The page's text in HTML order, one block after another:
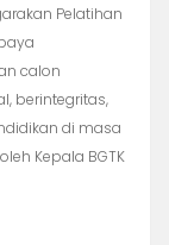
Pelatihan
calon
berintegritas,
di masa
Kepala BGTK